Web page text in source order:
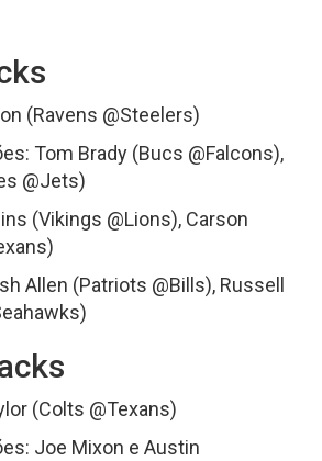
(Ravens @Steelers)
Tom Brady (Bucs @Falcons),
@Jets)
(Vikings @Lions), Carson
Allen (Patriots @Bills), Russell
(Colts @Texans)
Joe Mixon e Austin